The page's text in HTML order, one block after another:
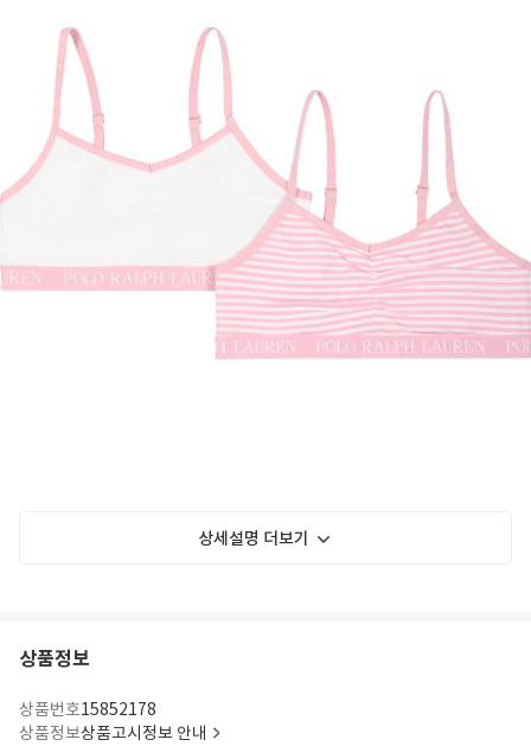
상세설명 더보기
상품정보
상품번호15852178
상품정보상품고시정보 안내